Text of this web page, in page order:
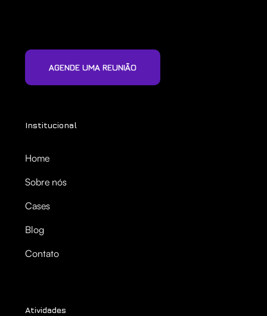
AGENDE UMA REUNIÃO
Institucional
Home
Sobre nós
Cases
Blog
Contato
Atividades